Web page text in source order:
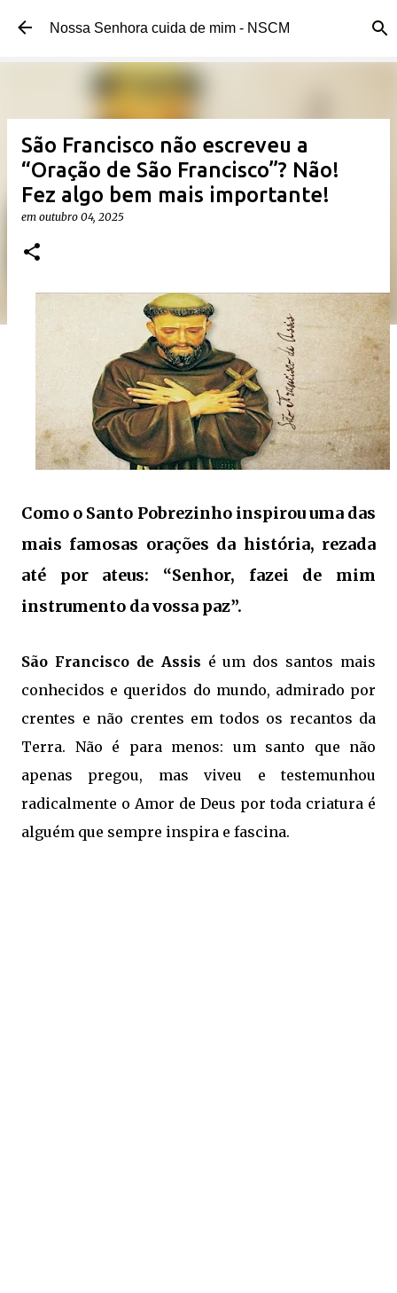
Pular para o conteúdo principal
Nossa Senhora cuida de mim - NSCM
São Francisco não escreveu a
“Oração de São Francisco”? Não!
Fez algo bem mais importante!
em outubro 04, 2025
Como o Santo Pobrezinho inspirou uma das
mais famosas orações da história, rezada
até por ateus: “Senhor, fazei de mim
instrumento da vossa paz”.
São Francisco de Assis é um dos santos mais
conhecidos e queridos do mundo, admirado por
crentes e não crentes em todos os recantos da
Terra. Não é para menos: um santo que não
apenas pregou, mas viveu e testemunhou
radicalmente o Amor de Deus por toda criatura é
alguém que sempre inspira e fascina.